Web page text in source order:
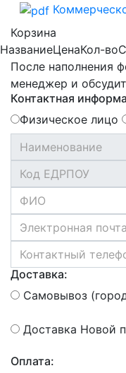
Корзина
НазваниеЦенаКол-во
После наполнения
менеджер и
Контактная
Физическое лицо
Доставка:
Самовывоз
Доставка Новой
Оплата: